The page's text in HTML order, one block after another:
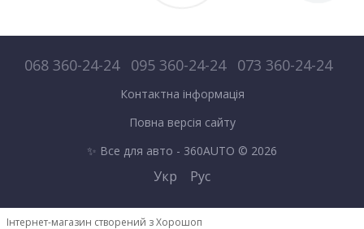
068 360-24-24 095 360-24-24 073 360-24-24
Контактна інформація
Повна версія сайту
✨ Все для авто - 360AUTO © 2026
Укр Рус
Інтернет-магазин створений з Хорошоп